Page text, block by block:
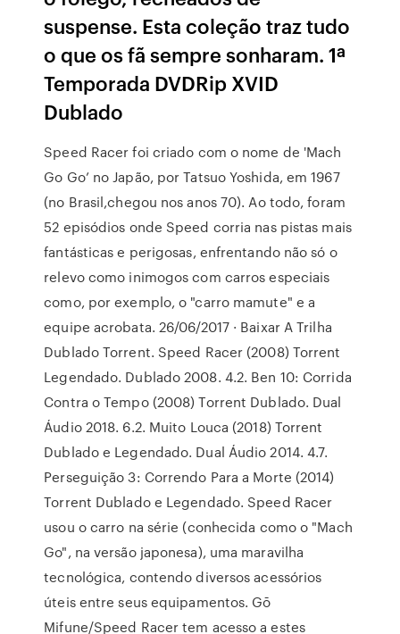
suspense. Esta coleção traz tudo
o que os fã sempre sonharam. 1ª
Temporada DVDRip XVID
Dublado
Speed Racer foi criado com o nome de 'Mach
Go Go’ no Japão, por Tatsuo Yoshida, em 1967
(no Brasil,chegou nos anos 70). Ao todo, foram
52 episódios onde Speed corria nas pistas mais
fantásticas e perigosas, enfrentando não só o
relevo como inimogos com carros especiais
como, por exemplo, o "carro mamute" e a
equipe acrobata. 26/06/2017 · Baixar A Trilha
Dublado Torrent. Speed Racer (2008) Torrent
Legendado. Dublado 2008. 4.2. Ben 10: Corrida
Contra o Tempo (2008) Torrent Dublado. Dual
Áudio 2018. 6.2. Muito Louca (2018) Torrent
Dublado e Legendado. Dual Áudio 2014. 4.7.
Perseguição 3: Correndo Para a Morte (2014)
Torrent Dublado e Legendado. Speed Racer
usou o carro na série (conhecida como o "Mach
Go", na versão japonesa), uma maravilha
tecnológica, contendo diversos acessórios
úteis entre seus equipamentos. Gō
Mifune/Speed Racer tem acesso a estes